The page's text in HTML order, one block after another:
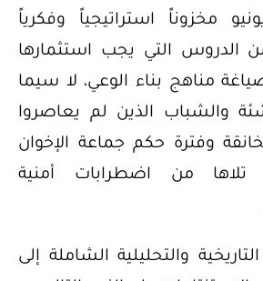
ثورة 30 يونيو مخزوناً استراتيجياً وفكرياً
الدروس التي يجب استثمارها
مناهج بناء الوعي، لا سيما
والشباب الذين لم يعاصروا
وفترة حكم جماعة الإخوان
من اضطرابات أمنية
والتحليلية الشاملة إلى